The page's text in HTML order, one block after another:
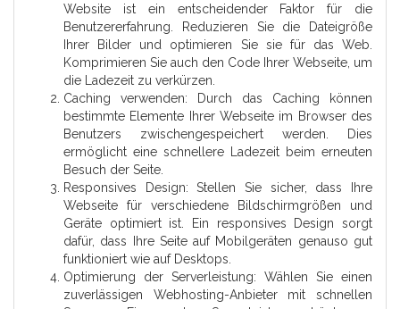
Website ist ein entscheidender Faktor für die
Benutzererfahrung. Reduzieren Sie die Dateigröße
Ihrer Bilder und optimieren Sie sie für das Web.
Komprimieren Sie auch den Code Ihrer Webseite, um
die Ladezeit zu verkürzen.
Caching verwenden: Durch das Caching können
bestimmte Elemente Ihrer Webseite im Browser des
Benutzers zwischengespeichert werden. Dies
ermöglicht eine schnellere Ladezeit beim erneuten
Besuch der Seite.
Responsives Design: Stellen Sie sicher, dass Ihre
Webseite für verschiedene Bildschirmgrößen und
Geräte optimiert ist. Ein responsives Design sorgt
dafür, dass Ihre Seite auf Mobilgeräten genauso gut
funktioniert wie auf Desktops.
Optimierung der Serverleistung: Wählen Sie einen
zuverlässigen Webhosting-Anbieter mit schnellen